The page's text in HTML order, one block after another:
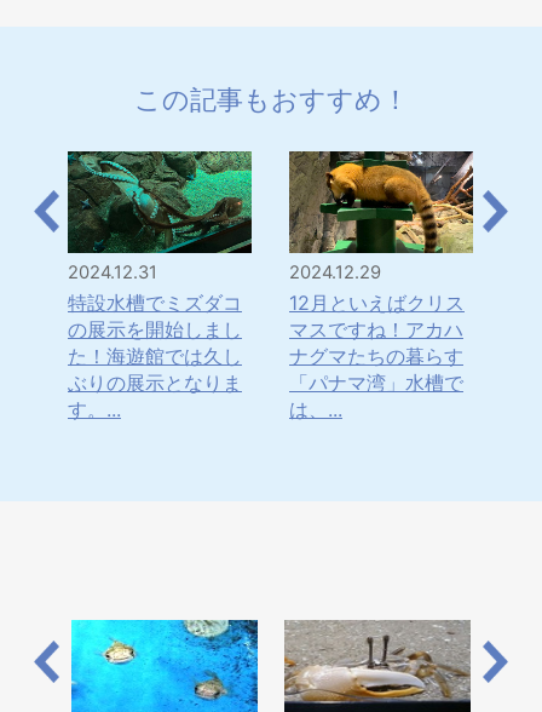
この記事もおすすめ！
2024.12.31
特設水槽でミズダコ
の展示を開始しまし
た！海遊館では久し
ぶりの展示となりま
す。...
2024.12.29
12月といえばクリス
マスですね！アカハ
ナグマたちの暮らす
「パナマ湾」水槽で
は、...